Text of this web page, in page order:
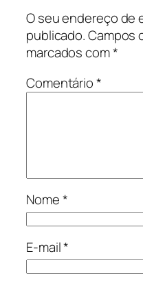
O seu endereço de
publicado.Campos
marcados com*
Comentário*
Nome*
E-mail*